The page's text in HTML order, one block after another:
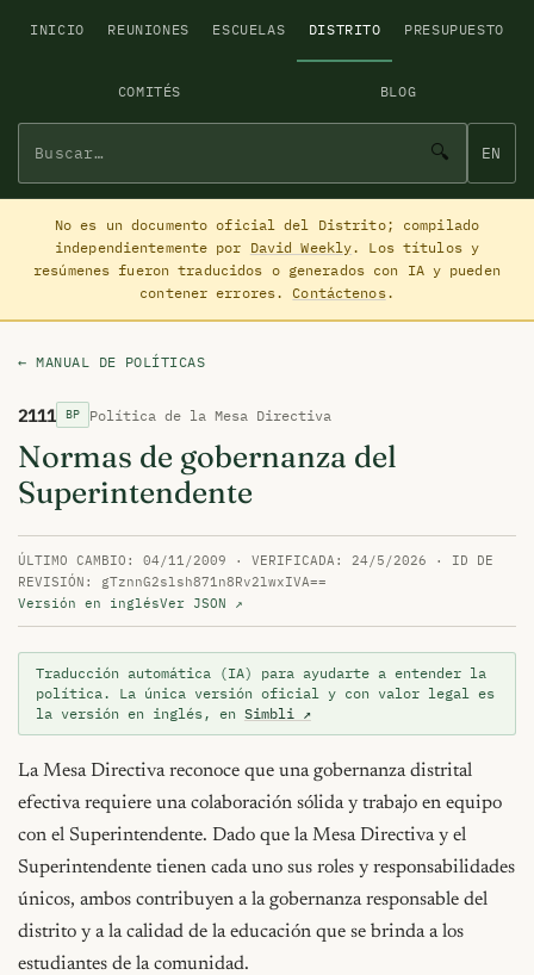
INICIO REUNIONES ESCUELAS DISTRITO PRESUPUESTO
COMITÉS BLOG
🔍 EN
No es un documento oficial del Distrito; compilado
independientemente por David Weekly. Los títulos y
resúmenes fueron traducidos o generados con IA y pueden
contener errores. Contáctenos.
← MANUAL DE POLÍTICAS
2111 BP Política de la Mesa Directiva
Normas de gobernanza del
Superintendente
ÚLTIMO CAMBIO: 04/11/2009 · VERIFICADA: 24/5/2026 · ID DE
REVISIÓN: gTznnG2slsh871n8Rv2lwxIVA==
Versión en inglésVer JSON ↗
Traducción automática (IA) para ayudarte a entender la
política. La única versión oficial y con valor legal es
la versión en inglés, en Simbli ↗
La Mesa Directiva reconoce que una gobernanza distrital
efectiva requiere una colaboración sólida y trabajo en equipo
con el Superintendente. Dado que la Mesa Directiva y el
Superintendente tienen cada uno sus roles y responsabilidades
únicos, ambos contribuyen a la gobernanza responsable del
distrito y a la calidad de la educación que se brinda a los
estudiantes de la comunidad.